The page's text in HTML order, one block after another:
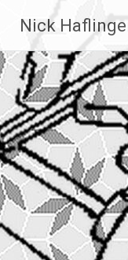
Inhalt
springen
Nick